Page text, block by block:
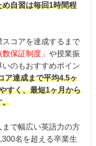
自習は毎回1時間程
コアを達成するまで
保証制度」 や授業振
のもおすすめポイン
ア達成まで平均4.5ヶ
すく、最短1ヶ月から
。
で幅広い英語力の方
名を超える卒業生